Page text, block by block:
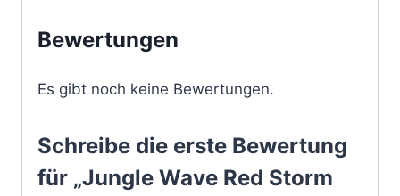
Bewertungen
Es gibt noch keine Bewertungen.
Schreibe die erste Bewertung
für „Jungle Wave Red Storm